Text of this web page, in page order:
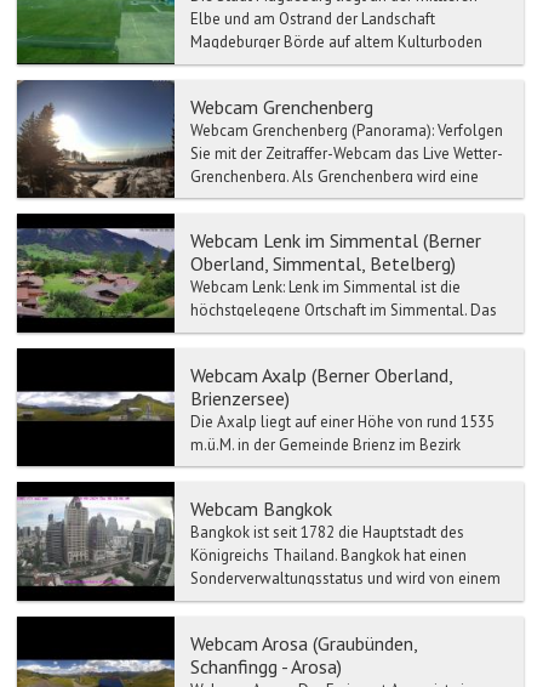
Elbe und am Ostrand der Landschaft
Magdeburger Börde auf altem Kulturboden
und bildet das Zentrum der Re...
Webcam Grenchenberg
Webcam Grenchenberg (Panorama): Verfolgen
Sie mit der Zeitraffer-Webcam das Live Wetter-
Grenchenberg. Als Grenchenberg wird eine
Hoch...
Webcam Lenk im Simmental (Berner
Oberland, Simmental, Betelberg)
Webcam Lenk: Lenk im Simmental ist die
höchstgelegene Ortschaft im Simmental. Das
Gemeindegebiet der Lenk im Simmental
Webcam Axalp (Berner Oberland,
Brienzersee)
Die Axalp liegt auf einer Höhe von rund 1535
m.ü.M. in der Gemeinde Brienz im Bezirk
Interlaken und ist mit dem Postauto oder dem
Webcam Bangkok
Bangkok ist seit 1782 die Hauptstadt des
Königreichs Thailand. Bangkok hat einen
Sonderverwaltungsstatus und wird von einem
Gouverneur regiert. Die...
Webcam Arosa (Graubünden,
Schanfingg - Arosa)